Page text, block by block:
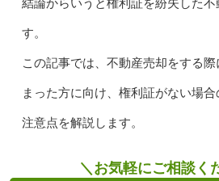
結論からいうと権利証を紛失した
す。
この記事では、不動産売却をする
まった方に向け、権利証がない場
注意点を解説します。
＼お気軽にご相談く